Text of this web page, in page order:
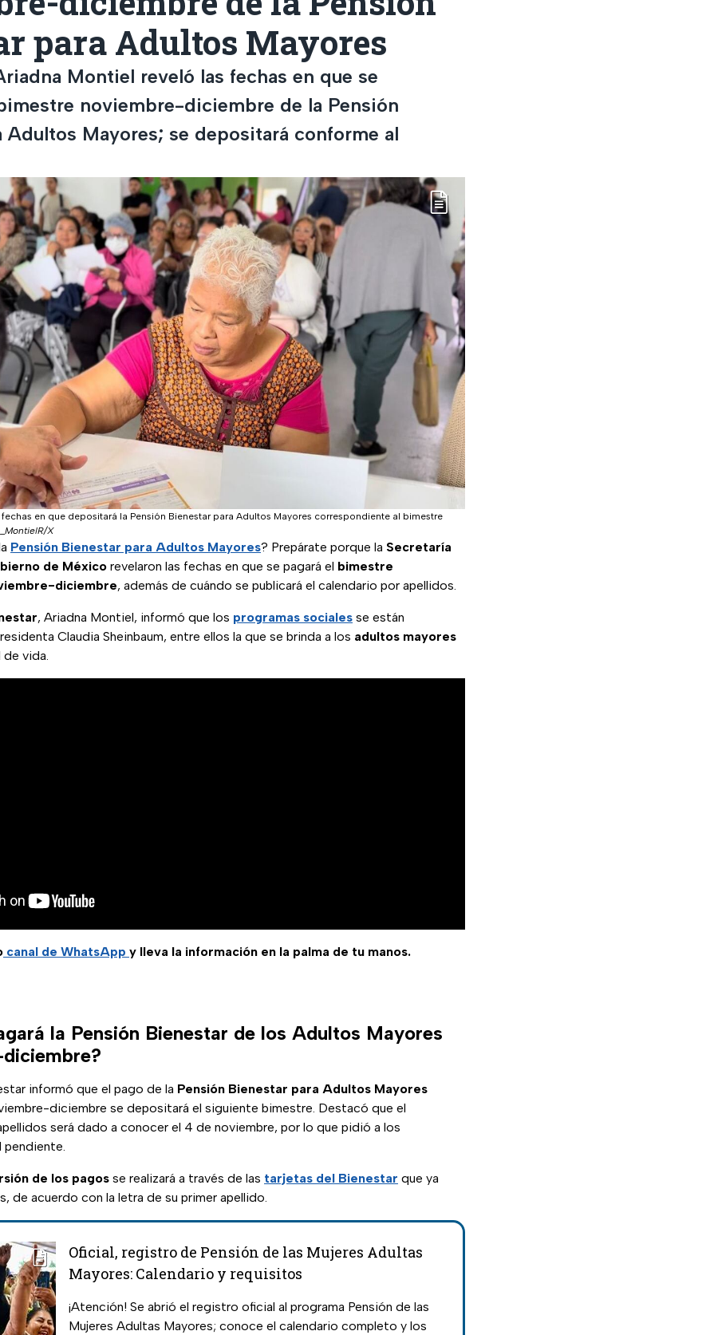
para Adultos Mayores
Montiel reveló las fechas en que se
noviembre-diciembre de la Pensión
Adultos Mayores; se depositará conforme al
en que depositará la Pensión Bienestar para Adultos Mayores correspondiente al bimestre
X
Pensión Bienestar para Adultos Mayores? Prepárate porque la Secretaría
de México revelaron las fechas en que se pagará el bimestre
diciembre, además de cuándo se publicará el calendario por apellidos.
, Ariadna Montiel, informó que los programas sociales se están
Claudia Sheinbaum, entre ellos la que se brinda a los adultos mayores
de vida.
canal de WhatsApp y lleva la información en la palma de tu manos.
la Pensión Bienestar de los Adultos Mayores
informó que el pago de la Pensión Bienestar para Adultos Mayores
diciembre se depositará el siguiente bimestre. Destacó que el
será dado a conocer el 4 de noviembre, por lo que pidió a los
pendiente.
de los pagos se realizará a través de las tarjetas del Bienestar que ya
de acuerdo con la letra de su primer apellido.
Oficial, registro de Pensión de las Mujeres Adultas
Mayores: Calendario y requisitos
¡Atención! Se abrió el registro oficial al programa Pensión de las
Mujeres Adultas Mayores; conoce el calendario completo y los